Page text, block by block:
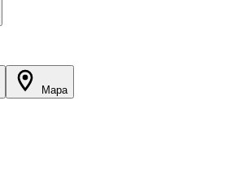
Mapa